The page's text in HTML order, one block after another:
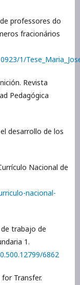
professores do
fracionários
1/
Revista
Pedagógica
desarrollo de los
Nacional de
nacional-
trabajo de
1.
6862
for Transfer.